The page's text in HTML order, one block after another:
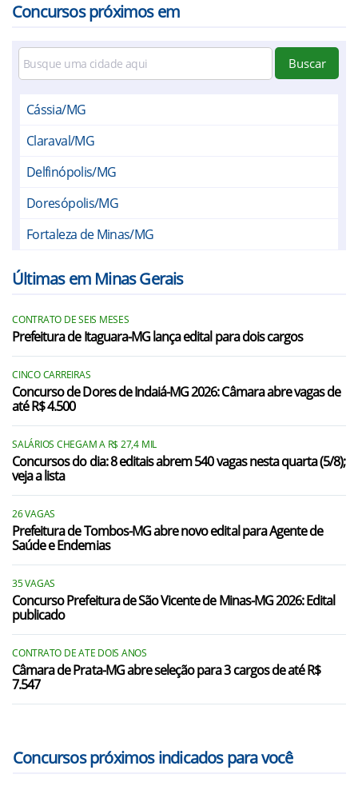
Concursos próximos em
Buscar
Cássia/MG
Claraval/MG
Delfinópolis/MG
Doresópolis/MG
Fortaleza de Minas/MG
Itaú de Minas/MG
Jacuí/MG
Passos/MG
Pratápolis/MG
São João Batista do Glória/MG
São Sebastião do Paraíso/MG
São Tomás de Aquino/MG
Cristais Paulista/SP
Franca/SP
Itirapuã/SP
Patrocínio Paulista/SP
Restinga/SP
Últimas em Minas Gerais
CONTRATO DE SEIS MESES
Prefeitura de Itaguara-MG lança edital para dois cargos
CINCO CARREIRAS
Concurso de Dores de Indaiá-MG 2026: Câmara abre vagas de
até R$ 4.500
SALÁRIOS CHEGAM A R$ 27,4 MIL
Concursos do dia: 8 editais abrem 540 vagas nesta quarta (5/8);
veja a lista
26 VAGAS
Prefeitura de Tombos-MG abre novo edital para Agente de
Saúde e Endemias
35 VAGAS
Concurso Prefeitura de São Vicente de Minas-MG 2026: Edital
publicado
CONTRATO DE ATE DOIS ANOS
Câmara de Prata-MG abre seleção para 3 cargos de até R$
7.547
Concursos próximos indicados para você